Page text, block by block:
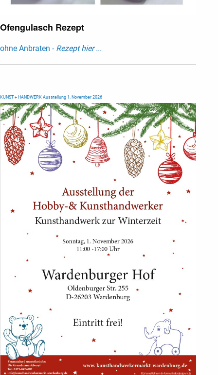
Ofengulasch Rezept
ohne Anbraten - Rezept hier ...
KUNST + HANDWERK Ausstellung 1. November 2026